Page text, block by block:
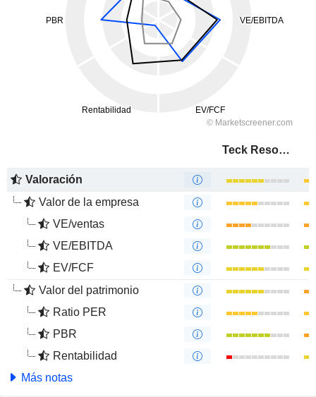
Teck Resources Limited
Valoración
Valor de la empresa
VE/ventas
VE/EBITDA
EV/FCF
Valor del patrimonio
Ratio PER
PBR
Rentabilidad
Más notas